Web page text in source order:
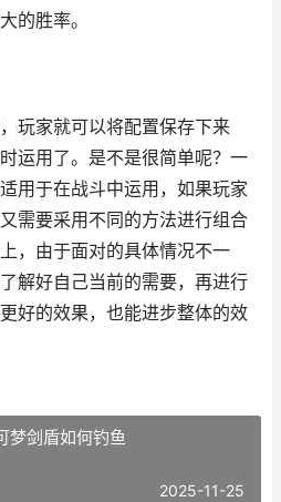
的胜率。
玩家就可以将配置保存下来
运用了。是不是很简单呢？一
用于在战斗中运用，如果玩家
需要采用不同的方法进行组合
，由于面对的具体情况不一
解好自己当前的需要，再进行
好的效果，也能进步整体的效
梦剑盾如何钓鱼
2025-11-25